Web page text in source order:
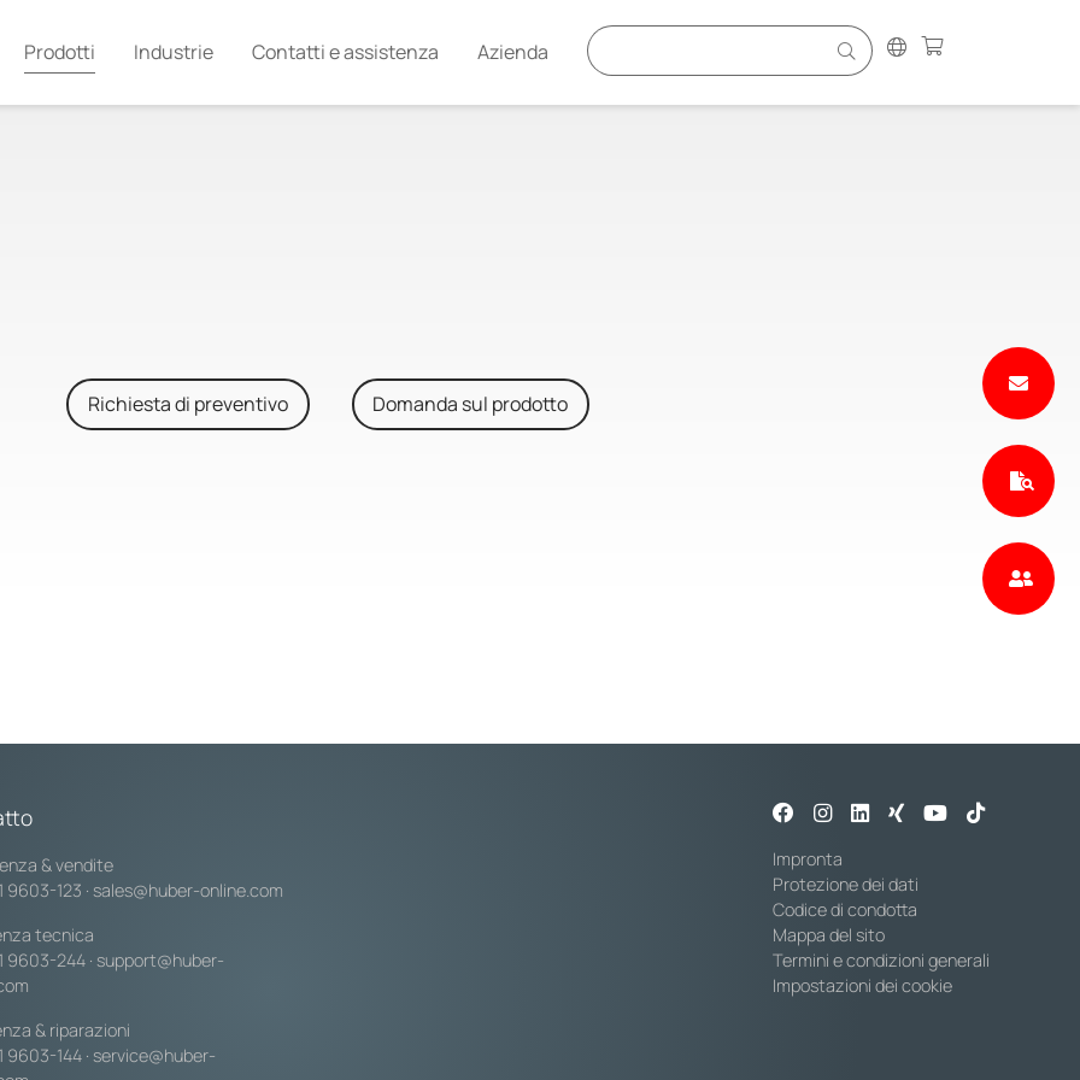
Prodotti Industrie Contatti e assistenza Azienda
Richiesta di preventivo Domanda sul prodotto
& vendite
9603-123 · sales@huber-online.com
tecnica
9603-244 · support@huber-
& riparazioni
9603-144 · service@huber-
Impronta
Protezione dei dati
Codice di condotta
Mappa del sito
Termini e condizioni generali
Impostazioni dei cookie